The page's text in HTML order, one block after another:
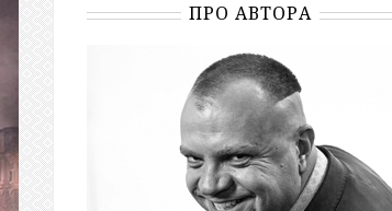
ПРО АВТОРА